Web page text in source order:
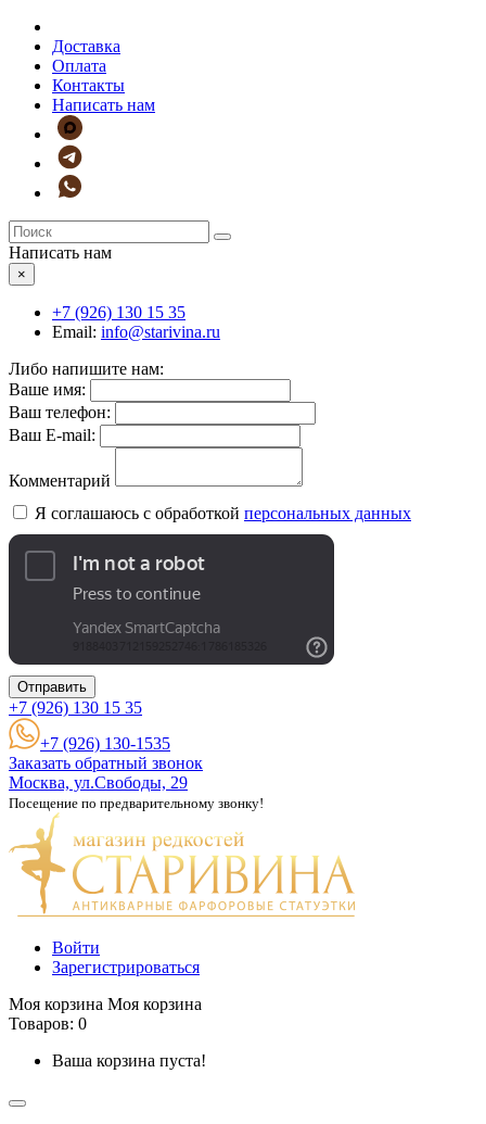
Доставка
Оплата
Контакты
Написать нам
Написать нам
×
+7 (926) 130 15 35
Email: info@starivina.ru
Либо напишите нам:
Ваше имя:
Ваш телефон:
Ваш E-mail:
Комментарий
Я соглашаюсь с обработкой персональных данных
Отправить
+7 (926) 130 15 35
+7 (926) 130-1535
Заказать обратный звонок
Москва, ул.Свободы, 29
Посещение по предварительному звонку!
Войти
Зарегистрироваться
Моя корзина Моя корзина
Товаров: 0
Ваша корзина пуста!